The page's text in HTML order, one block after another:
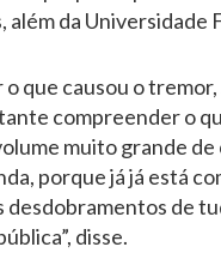
além da
o que causou o
compreender o
muito grande
porque já já está
desdobramentos de
disse.